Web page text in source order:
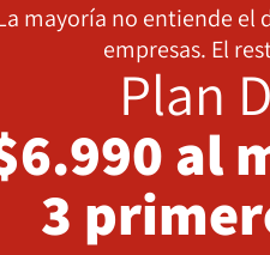
mayoría no entiende el
empresas. El
Plan
al
3